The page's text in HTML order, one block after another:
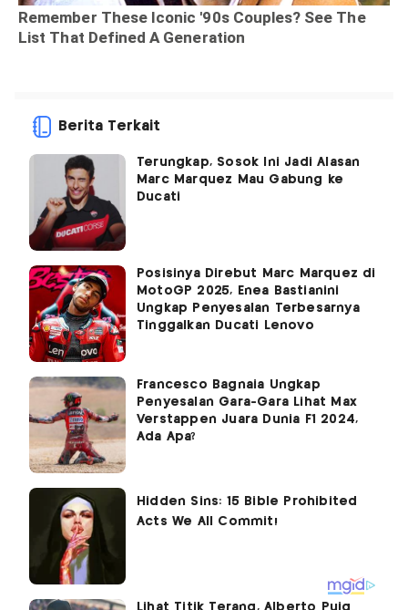
Berita Terkait
Terungkap, Sosok Ini Jadi Alasan
Marc Marquez Mau Gabung ke
Ducati
Posisinya Direbut Marc Marquez di
MotoGP 2025, Enea Bastianini
Ungkap Penyesalan Terbesarnya
Tinggalkan Ducati Lenovo
Francesco Bagnaia Ungkap
Penyesalan Gara-Gara Lihat Max
Verstappen Juara Dunia F1 2024,
Ada Apa?
Lihat Titik Terang, Alberto Puig